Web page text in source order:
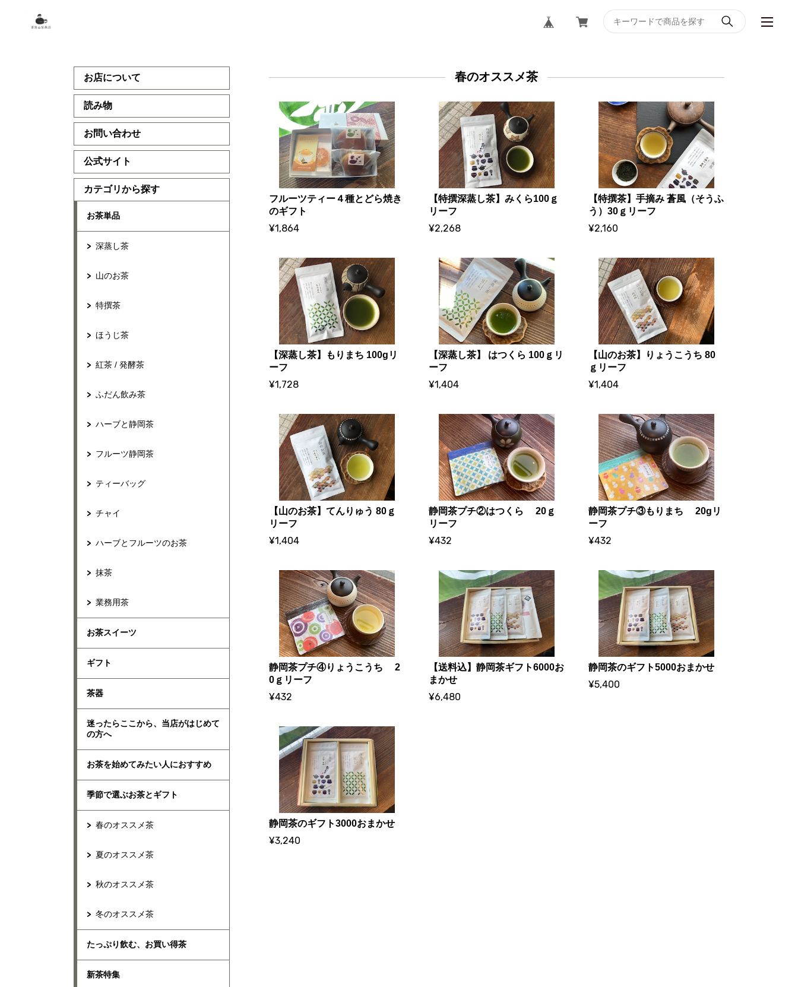
お店について
読み物
お問い合わせ
公式サイト
カテゴリから探す
お茶単品
深蒸し茶
山のお茶
特撰茶
ほうじ茶
紅茶 / 発酵茶
ふだん飲み茶
ハーブと静岡茶
フルーツ静岡茶
ティーバッグ
チャイ
ハーブとフルーツのお茶
抹茶
業務用茶
お茶スイーツ
ギフト
茶器
迷ったらここから、当店がはじめて
の方へ
お茶を始めてみたい人におすすめ
季節で選ぶお茶とギフト
春のオススメ茶
夏のオススメ茶
秋のオススメ茶
冬のオススメ茶
たっぷり飲む、お買い得茶
新茶特集
春のオススメ茶
フルーツティー４種とどら焼き
のギフト
¥1,864
【特撰深蒸し茶】みくら100ｇ
リーフ
¥2,268
【特撰茶】手摘み 蒼風（そうふ
う）30ｇリーフ
¥2,160
【深蒸し茶】もりまち 100gリ
ーフ
¥1,728
【深蒸し茶】 はつくら 100ｇリ
ーフ
¥1,404
【山のお茶】りょうこうち 80
ｇリーフ
¥1,404
【山のお茶】てんりゅう 80ｇ
リーフ
¥1,404
静岡茶プチ②はつくら 20ｇ
リーフ
¥432
静岡茶プチ③もりまち 20gリ
ーフ
¥432
静岡茶プチ④りょうこうち 2
0ｇリーフ
¥432
【送料込】静岡茶ギフト6000お
まかせ
¥6,480
静岡茶のギフト5000おまかせ
¥5,400
静岡茶のギフト3000おまかせ
¥3,240